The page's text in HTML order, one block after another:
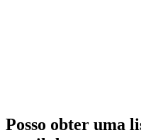
Posso obter uma